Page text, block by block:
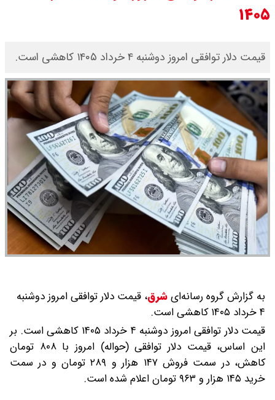
درصد افزایش می دهند
رهبر انقلاب با مسعود پزشکیان دیدار
کرد / درباره مشکلات کشور و تعامل
اقتصادی با طرفهای خارجی گفتگو شد
۱۴۰۵
قیمت دلار توافقی امروز دوشنبه ۴ خرداد ۱۴۰۵ کاهشی است.
به گزارش گروه رسانه‌ایشرق، قیمت دلار توافقی امروز دوشنبه
۴ خرداد ۱۴۰۵ کاهشی است.
قیمت دلار توافقی امروز دوشنبه ۴ خرداد ۱۴۰۵ کاهشی است. بر
این اساس، قیمت دلار توافقی (حواله) امروز با ۸۰۸ تومان
کاهش، در سمت فروش ۱۴۷ هزار و ۲۸۹ تومان و در سمت
خرید ۱۴۵ هزار و ۹۶۳ تومان اعلام شده است.